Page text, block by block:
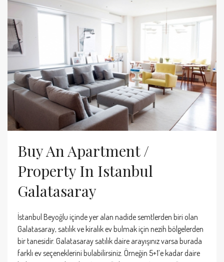
Buy An Apartment /
Property In Istanbul
Galatasaray
İstanbul Beyoğlu içinde yer alan nadide semtlerden biri olan
Galatasaray, satılık ve kiralık ev bulmak için nezih bölgelerden
bir tanesidir. Galatasaray satılık daire arayışınız varsa burada
farklı ev seçeneklerini bulabilirsiniz. Örneğin 5+1’e kadar daire